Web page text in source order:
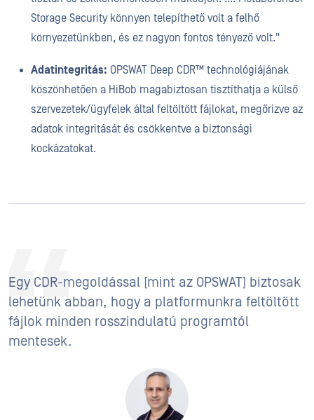
Storage Security könnyen telepíthető volt a felhő
környezetünkben, és ez nagyon fontos tényező volt."
Adatintegritás: OPSWAT Deep CDR™ technológiájának
köszönhetően a HiBob magabiztosan tisztíthatja a külső
szervezetek/ügyfelek által feltöltött fájlokat, megőrizve az
adatok integritását és csökkentve a biztonsági
kockázatokat.
Egy CDR-megoldással [mint az OPSWAT] biztosak
lehetünk abban, hogy a platformunkra feltöltött
fájlok minden rosszindulatú programtól
mentesek.